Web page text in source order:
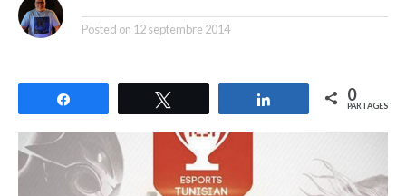
Posted on 12 septembre 2014
Partagez 0
PARTAGES